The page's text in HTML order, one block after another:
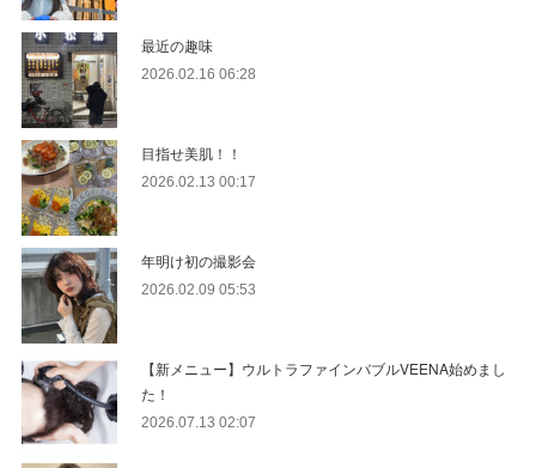
最近の趣味
2026.02.16 06:28
目指せ美肌！！
2026.02.13 00:17
年明け初の撮影会
2026.02.09 05:53
【新メニュー】ウルトラファインバブルVEENA始めまし
た！
2026.07.13 02:07